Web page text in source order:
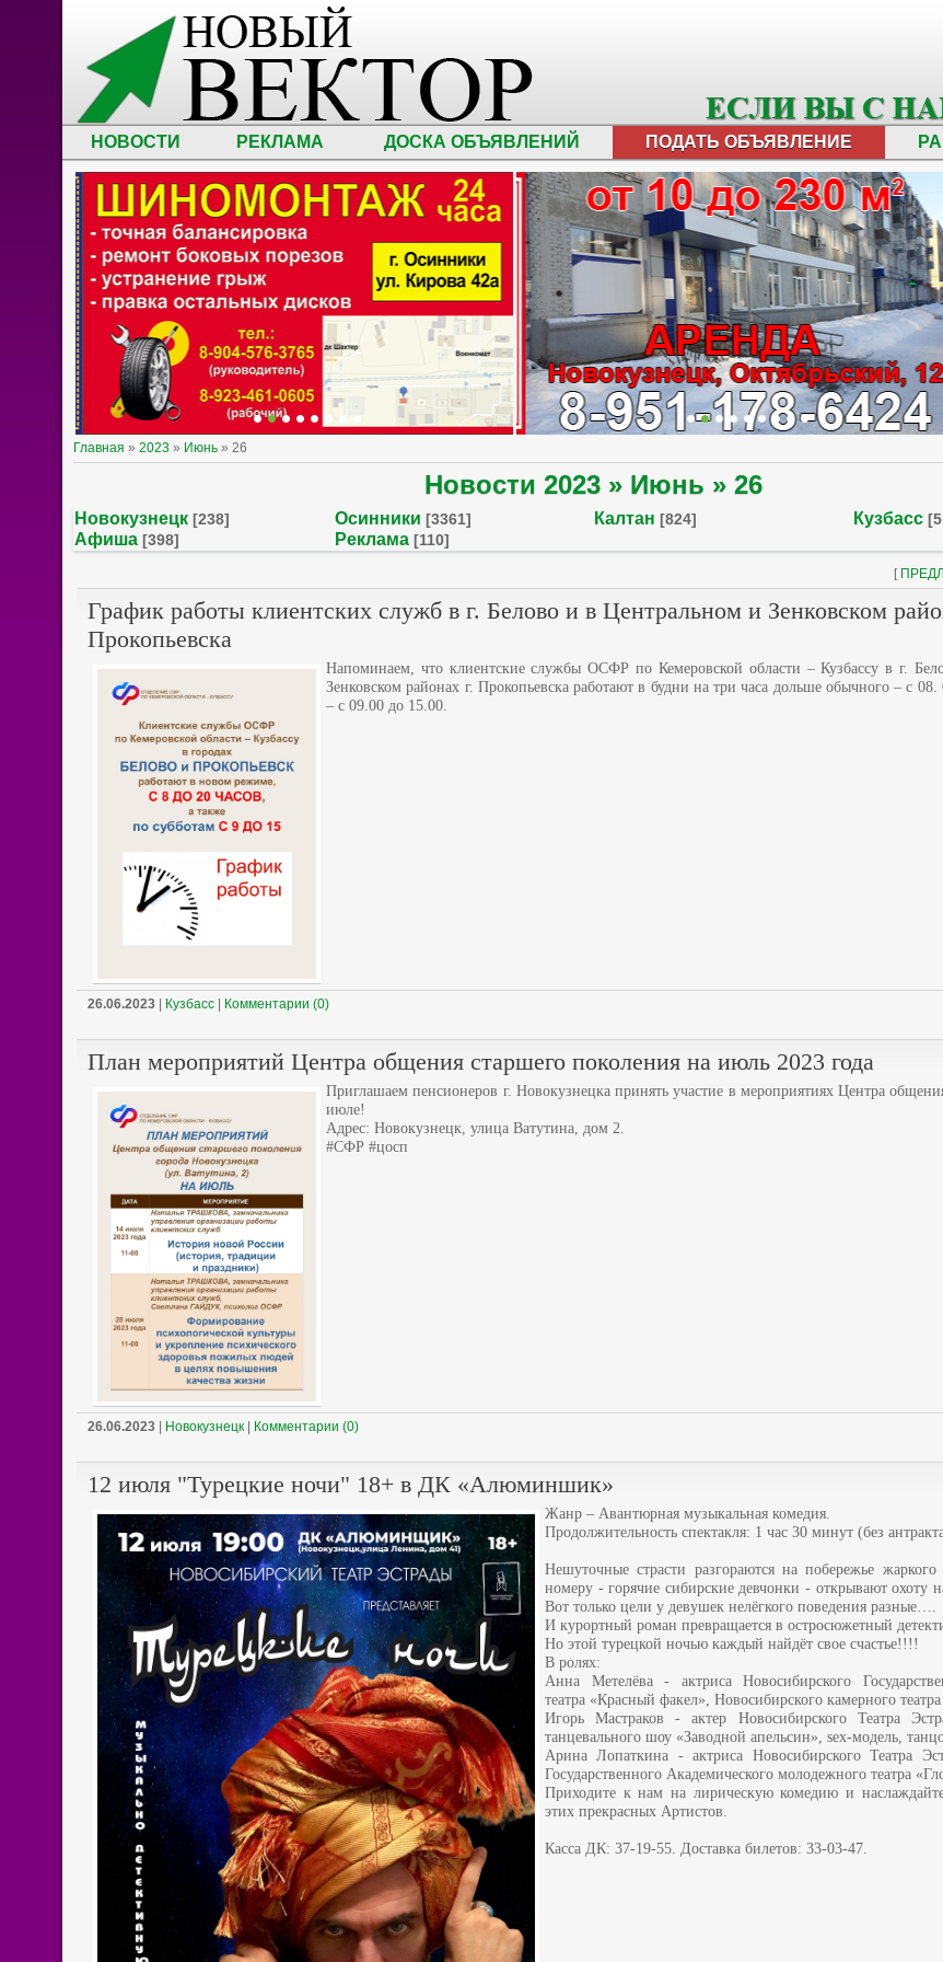
НОВОСТИ РЕКЛАМА ДОСКА ОБЪЯВЛЕНИЙ ПОДАТЬ ОБЪЯВЛЕНИЕ
Главная » 2023 » Июнь » 26
Новости 2023 » Июнь » 26
Новокузнецк [238] Осинники [3361] Калтан [824] Кузбасс
Афиша [398] Реклама [110]
[
График работы клиентских служб в г. Белово и в Центральном и Зенковском
Прокопьевска
Напоминаем, что клиентские службы ОСФР по Кемеровской области – Кузбассу в г.
Зенковском районах г. Прокопьевска работают в будни на три часа дольше обычного – с
– с 09.00 до 15.00.
26.06.2023 Кузбасс Комментарии (0)
План мероприятий Центра общения старшего поколения на июль 2023 года
Приглашаем пенсионеров г. Новокузнецка принять участие в мероприятиях Центра
июле!
Адрес: Новокузнецк, улица Ватутина, дом 2.
#СФР #цосп
26.06.2023 Новокузнецк Комментарии (0)
12 июля "Турецкие ночи" 18+ в ДК «Алюминшик»
Жанр – Авантюрная музыкальная комедия.
Продолжительность спектакля: 1 час 30 минут (без
Нешуточные страсти разгораются на побережье
номеру - горячие сибирские девчонки - открывают охоту
Вот только цели у девушек нелёгкого поведения разные….
И курортный роман превращается в остросюжетный
Но этой турецкой ночью каждый найдёт свое счастье!!!!
В ролях:
Анна Метелёва - актриса Новосибирского
театра «Красный факел», Новосибирского камерного
Игорь Мастраков - актер Новосибирского Театра
танцевального шоу «Заводной апельсин», sex-модель,
Арина Лопаткина - актриса Новосибирского Театра
Государственного Академического молодежного театра
Приходите к нам на лирическую комедию и
этих прекрасных Артистов.
Касса ДК: 37-19-55. Доставка билетов: 33-03-47.